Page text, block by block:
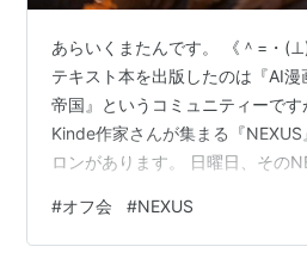
あらいくまたんです。 《＾=・
テキスト本を出版したのは『AI
帝国』というコミュニティーです
Kinde作家さんが集まる『
ロンがあります。 日曜日、その
フ会は80名近くが参加。 まだ出
に30冊以上出版している人も。
#オフ会 #NEXUS